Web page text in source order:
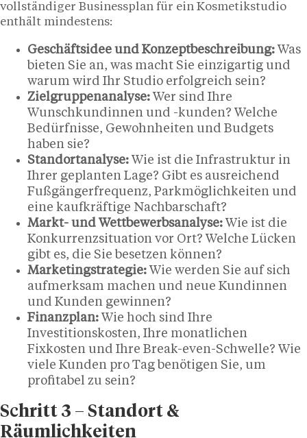
vollständiger Businessplan für ein Kosmetikstudio
enthält mindestens:
Geschäftsidee und Konzeptbeschreibung: Was
bieten Sie an, was macht Sie einzigartig und
warum wird Ihr Studio erfolgreich sein?
Zielgruppenanalyse: Wer sind Ihre
Wunschkundinnen und -kunden? Welche
Bedürfnisse, Gewohnheiten und Budgets
haben sie?
Standortanalyse: Wie ist die Infrastruktur in
Ihrer geplanten Lage? Gibt es ausreichend
Fußgängerfrequenz, Parkmöglichkeiten und
eine kaufkräftige Nachbarschaft?
Markt- und Wettbewerbsanalyse: Wie ist die
Konkurrenzsituation vor Ort? Welche Lücken
gibt es, die Sie besetzen können?
Marketingstrategie: Wie werden Sie auf sich
aufmerksam machen und neue Kundinnen
und Kunden gewinnen?
Finanzplan: Wie hoch sind Ihre
Investitionskosten, Ihre monatlichen
Fixkosten und Ihre Break-even-Schwelle? Wie
viele Kunden pro Tag benötigen Sie, um
profitabel zu sein?
Schritt 3 – Standort &
Räumlichkeiten